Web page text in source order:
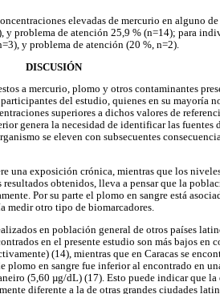
elevadas de mercurio en alguno
problema de atención 25,9 % (n=14); para
y problema de atención (20 %, n=2).
DISCUSIÓN
a mercurio, plomo y otros contaminantes
del estudio, quienes en su mayoría
superiores a dichos valores de
genera la necesidad de identificar las fuentes
se eleven con subsecuentes
una exposición crónica, mientras que los
obtenidos, lleva a pensar que la
Por su parte el plomo en sangre está
medir otro tipo de biomarcadores.
en población general de otros países
en el presente estudio son más bajos en
(14), mientras que en Caracas se
en sangre fue inferior al encontrado en
(5,60 µg/dL) (17). Esto puede indicar que
diferente a la de otras grandes ciudades